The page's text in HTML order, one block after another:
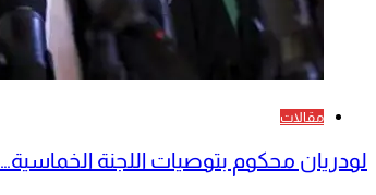
مقالات
لودريان محكوم بتوصيات اللجنة الخماسية…